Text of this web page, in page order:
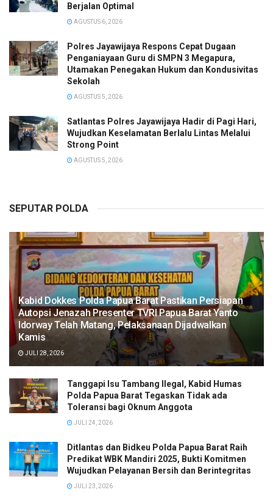
Berjalan Optimal
AGUSTUS 6, 2026
Polres Jayawijaya Respons Cepat Dugaan
Penganiayaan Guru di SMPN 3 Megapura,
Utamakan Penegakan Hukum dan Kondusivitas
Sekolah
AGUSTUS 5, 2026
Satlantas Polres Jayawijaya Hadir di Pagi Hari,
Wujudkan Keselamatan Berlalu Lintas Melalui
Strong Point
AGUSTUS 5, 2026
SEPUTAR POLDA
Kabid Dokkes Polda Papua Barat Pastikan Persiapan
Autopsi Jenazah Presenter TVRI Papua Barat Yanto
Idorway Telah Matang, Pelaksanaan Dijadwalkan
Kamis
JULI 28, 2026
Tanggapi Isu Tambang Ilegal, Kabid Humas
Polda Papua Barat Tegaskan Tidak ada
Toleransi bagi Oknum Anggota
JULI 24, 2026
Ditlantas dan Bidkeu Polda Papua Barat Raih
Predikat WBK Mandiri 2025, Bukti Komitmen
Wujudkan Pelayanan Bersih dan Berintegritas
JULI 23, 2026